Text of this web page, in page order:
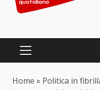
PRIMARY
Home » Politica in